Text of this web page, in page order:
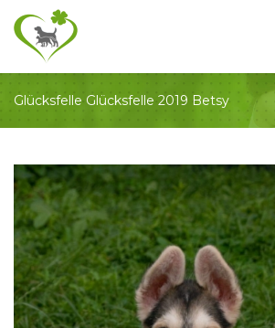
Glücksfelle Glücksfelle 2019 Betsy